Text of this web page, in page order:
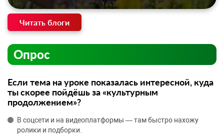
Читать блоги
Опрос
Если тема на уроке показалась интересной, куда
ты скорее пойдёшь за «культурным
продолжением»?
В соцсети и на видеоплатформы — там быстро нахожу
ролики и подборки.